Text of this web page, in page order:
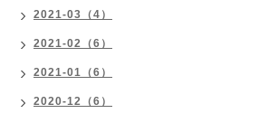
2021-03（4）
2021-02（6）
2021-01（6）
2020-12（6）